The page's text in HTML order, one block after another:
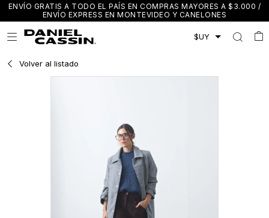
ENVÍO GRATIS A TODO EL PAÍS EN COMPRAS MAYORES A $3.000 /
ENVÍO EXPRESS EN MONTEVIDEO Y CANELONES

Volver al listado